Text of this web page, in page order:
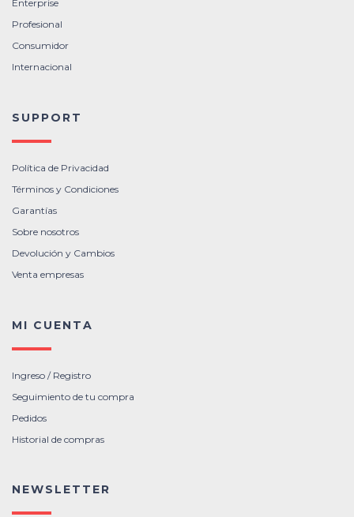
Enterprise
Profesional
Consumidor
Internacional
SUPPORT
Política de Privacidad
Términos y Condiciones
Garantías
Sobre nosotros
Devolución y Cambios
Venta empresas
MI CUENTA
Ingreso / Registro
Seguimiento de tu compra
Pedidos
Historial de compras
NEWSLETTER